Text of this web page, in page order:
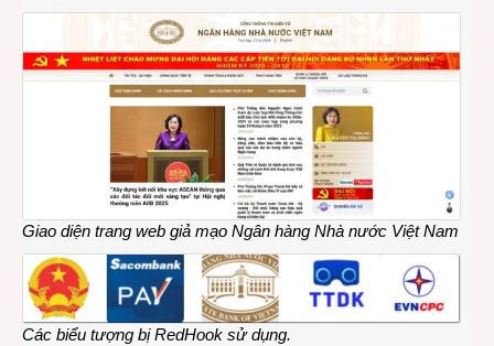
Giao diện trang web giả mạo Ngân hàng Nhà nước Việt Nam
Các biểu tượng bị RedHook sử dụng.